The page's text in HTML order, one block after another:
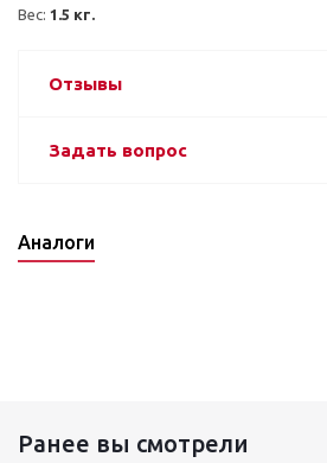
Вес: 1.5 кг.
Отзывы
Задать вопрос
Аналоги
Ранее вы смотрели